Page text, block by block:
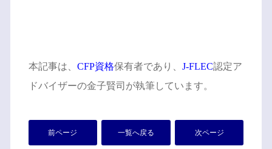
本記事は、 CFP資格保有者であり、 J-FLEC認定ア
ドバイザーの金子賢司が執筆しています。
前ページ 一覧へ戻る 次ページ